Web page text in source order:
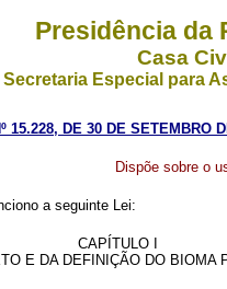
Presidência da
Casa
Secretaria Especial para
15.228, DE 30 DE SETEMBRO
Dispõe sobre o
a seguinte Lei:
CAPÍTULO I
E DA DEFINIÇÃO DO BIOMA